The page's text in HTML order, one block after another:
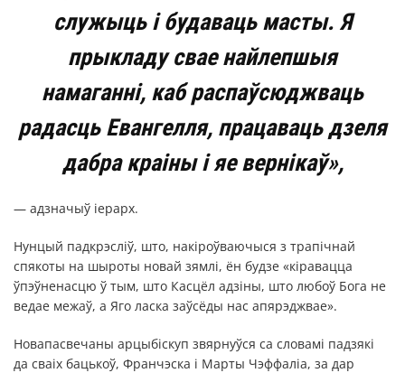
служыць і будаваць масты. Я
прыкладу свае найлепшыя
намаганні, каб распаўсюджваць
радасць Евангелля, працаваць дзеля
дабра краіны і яе вернікаў»,
— адзначыў іерарх.
Нунцый падкрэсліў, што, накіроўваючыся з трапічнай
спякоты на шыроты новай зямлі, ён будзе «кіравацца
ўпэўненасцю ў тым, што Касцёл адзіны, што любоў Бога не
ведае межаў, а Яго ласка заўсёды нас апярэджвае».
Новапасвечаны арцыбіскуп звярнуўся са словамі падзякі
да сваіх бацькоў, Франчэска і Марты Чэффаліа, за дар